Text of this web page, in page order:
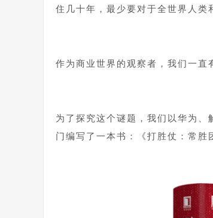
住几十年，最少要对于全世界人类
作为商业世界的观察者，我们一直
为了探究这个谜题，我们以华为
门编写了一本书：《打胜仗：常胜